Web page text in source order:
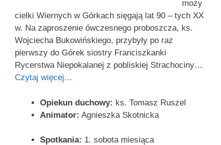
moży
cielki Wiernych w Górkach sięgają lat 90 – tych XX
w. Na zaproszenie ówczesnego proboszcza, ks.
Wojciecha Bukowińskiego, przybyły po raz
pierwszy do Górek siostry Franciszkanki
Rycerstwa Niepokalanej z pobliskiej Strachociny…
Czytaj więcej…
Opiekun duchowy: ks. Tomasz Ruszel
Animator: Agnieszka Skotnicka
Spotkania: 1. sobota miesiąca